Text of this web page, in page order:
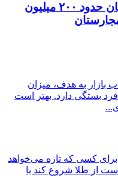
پیامدهای تجاوز به ایران؛ زیان حدود ۲۰۰ میلیون
بازار به هدف، میزان
بستگی دارد. بهتر است
کسی که تازه می‌خواهد
از طلا شروع کند یا